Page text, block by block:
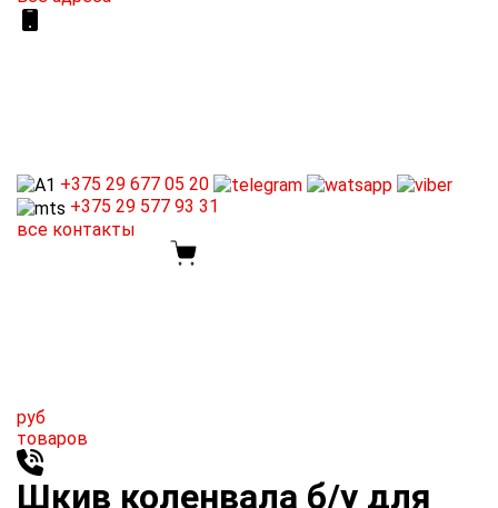
+375 29 677 05 20
+375 29 577 93 31
все контакты
руб
товаров
Шкив коленвала б/у для